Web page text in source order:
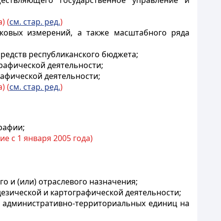
(см. стар. ред.)
измерений, а также масштабного ряда
республиканского бюджета;
деятельности;
деятельности;
(см. стар. ред.)
с 1 января 2005 года)
и (или) отраслевого назначения;
и картографической деятельности;
территориальных единиц на